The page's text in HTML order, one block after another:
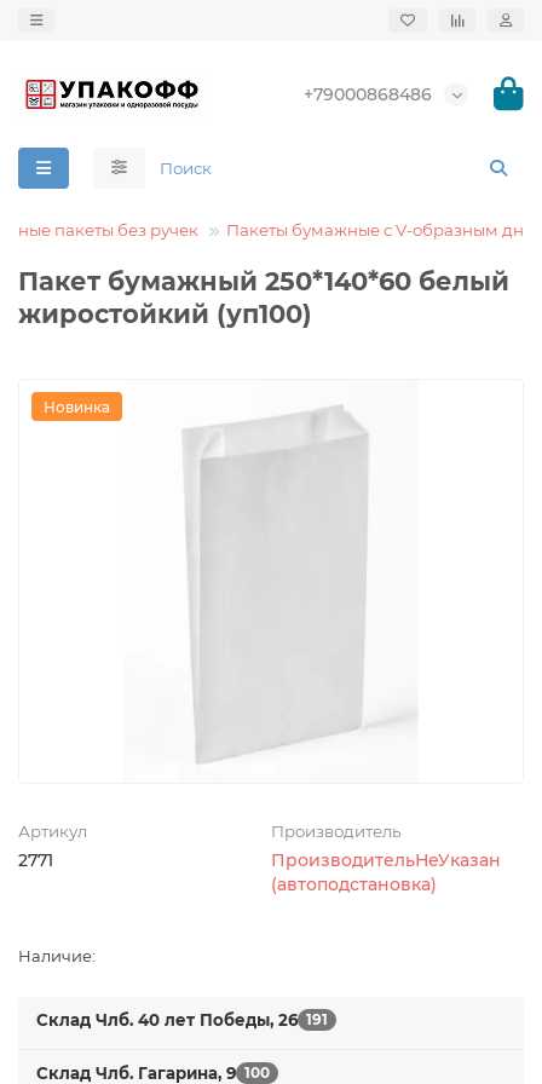
+79000868486
пакеты без ручек Пакеты бумажные с V-образным
Пакет бумажный 250*140*60 белый
жиростойкий (уп100)
Новинка
Артикул
2771
Производитель
ПроизводительНеУказан
(автоподстановка)
Наличие:
Склад Члб. 40 лет Победы, 26 191
Склад Члб. Гагарина, 9 100